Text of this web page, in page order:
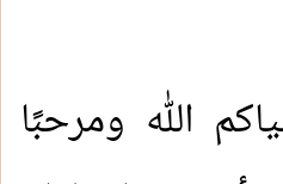
الله ومرحبًا